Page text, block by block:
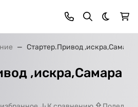
Темная
Стартер.Привод ,искра,Самара
,искра,Самара